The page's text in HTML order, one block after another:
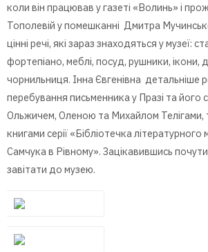
коли він працював у газеті «Волинь» і
Тополевій у помешканні Дмитра
цінні речі, які зараз знаходяться у музеї:
фортепіано, меблі, посуд, рушники, ікони,
чорнильниця. Інна Євгенівна детальніше
перебування письменника у Празі та його
Ольжичем, Оленою та Михайлом Телігами,
книгами серії «Бібліотечка
Самчука в Рівному». Зацікавившись
завітати до музею.